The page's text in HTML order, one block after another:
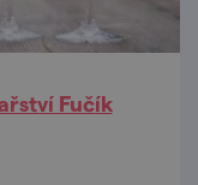
Fučík